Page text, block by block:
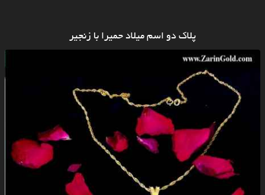
پلاک دو اسم میلاد حمیرا با زنجیر